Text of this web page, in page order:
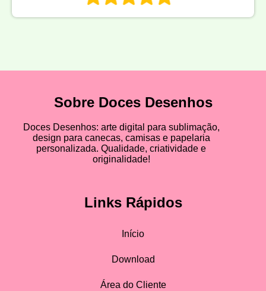
Sobre Doces Desenhos
Doces Desenhos: arte digital para sublimação,
design para canecas, camisas e papelaria
personalizada. Qualidade, criatividade e
originalidade!
Links Rápidos
Início
Download
Área do Cliente